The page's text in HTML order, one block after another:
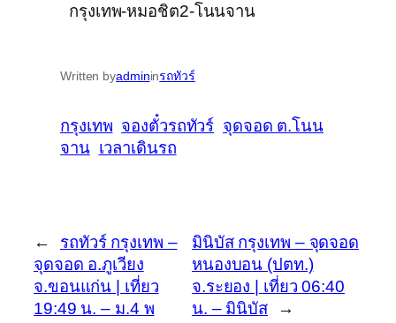
กรุงเทพ-หมอชิต2-โนนจาน
Written byadmininรถทัวร์
กรุงเทพ จองตั๋วรถทัวร์ จุดจอด ต.โนน
จาน เวลาเดินรถ
←
รถทัวร์ กรุงเทพ –
จุดจอด อ.ภูเวียง
จ.ขอนแก่น | เที่ยว
19:49 น. – ม.4 พ
มินิบัส กรุงเทพ – จุดจอด
หนองบอน (ปตท.)
จ.ระยอง | เที่ยว 06:40
น. – มินิบัส
→